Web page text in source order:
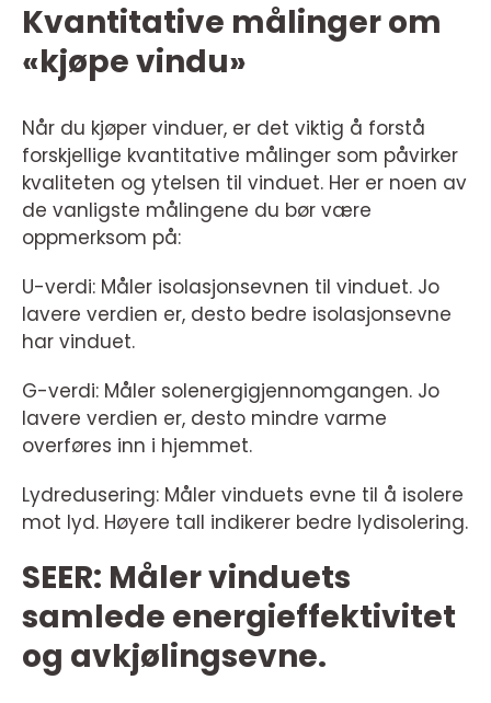
Kvantitative målinger om
«kjøpe vindu»
Når du kjøper vinduer, er det viktig å forstå
forskjellige kvantitative målinger som påvirker
kvaliteten og ytelsen til vinduet. Her er noen av
de vanligste målingene du bør være
oppmerksom på:
U-verdi: Måler isolasjonsevnen til vinduet. Jo
lavere verdien er, desto bedre isolasjonsevne
har vinduet.
G-verdi: Måler solenergigjennomgangen. Jo
lavere verdien er, desto mindre varme
overføres inn i hjemmet.
Lydredusering: Måler vinduets evne til å isolere
mot lyd. Høyere tall indikerer bedre lydisolering.
SEER: Måler vinduets
samlede energieffektivitet
og avkjølingsevne.